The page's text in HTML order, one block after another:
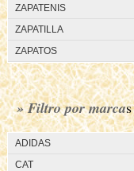
ZAPATENIS
ZAPATILLA
ZAPATOS
» Filtro por marcas
ADIDAS
CAT